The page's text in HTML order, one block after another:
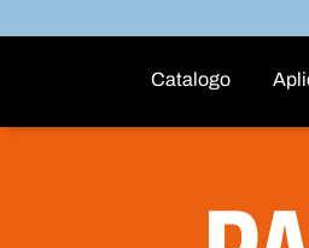
Catalogo